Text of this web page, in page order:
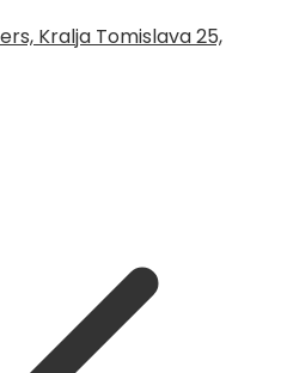
Kralja Tomislava 25,